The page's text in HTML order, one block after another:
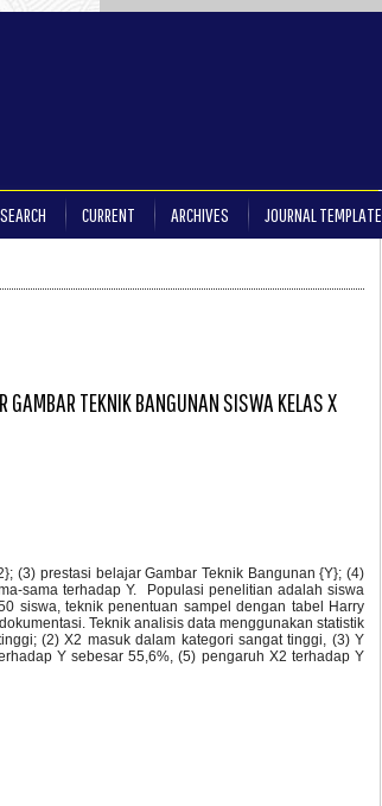
SEARCH CURRENT ARCHIVES JOURNAL TEMPLATE
GAMBAR TEKNIK BANGUNAN SISWA KELAS X
(3) prestasi belajar Gambar Teknik Bangunan {Y}; (4)
sama terhadap Y. Populasi penelitian adalah siswa
siswa, teknik penentuan sampel dengan tabel Harry
Teknik analisis data menggunakan statistik
(2) X2 masuk dalam kategori sangat tinggi, (3) Y
Y sebesar 55,6%, (5) pengaruh X2 terhadap Y